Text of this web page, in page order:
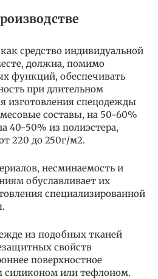
средство индивидуальной
должна, помимо
функций, обеспечивать
при длительном
изготовления спецодежды
составы, на 50-60%
40-50% из полиэстера,
220 до 250г/м2.
несминаемость и
обуславливает их
специализированной
из подобных тканей
свойств
поверхностное
или тефлоном.